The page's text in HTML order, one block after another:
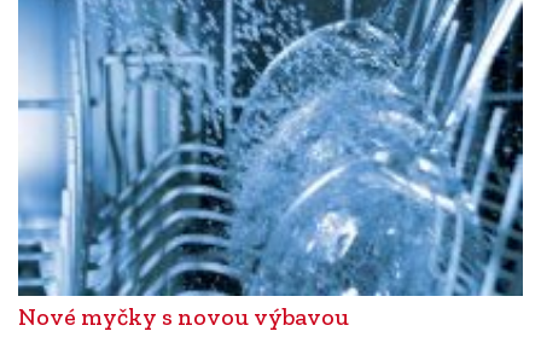
Nové myčky s novou výbavou